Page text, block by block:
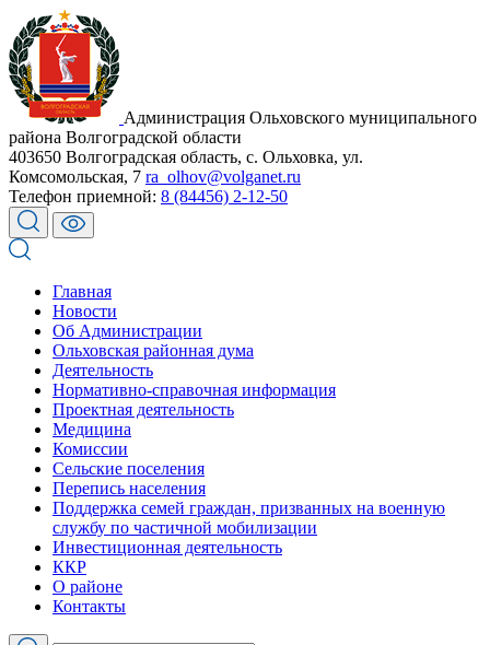
Администрация Ольховского муниципального
района Волгоградской области
403650 Волгоградская область, с. Ольховка, ул.
Комсомольская, 7 ra_olhov@volganet.ru
Телефон приемной: 8 (84456) 2-12-50
Главная
Новости
Об Администрации
Ольховская районная дума
Деятельность
Нормативно-справочная информация
Проектная деятельность
Медицина
Комиссии
Сельские поселения
Перепись населения
Поддержка семей граждан, призванных на военную
службу по частичной мобилизации
Инвестиционная деятельность
ККР
О районе
Контакты